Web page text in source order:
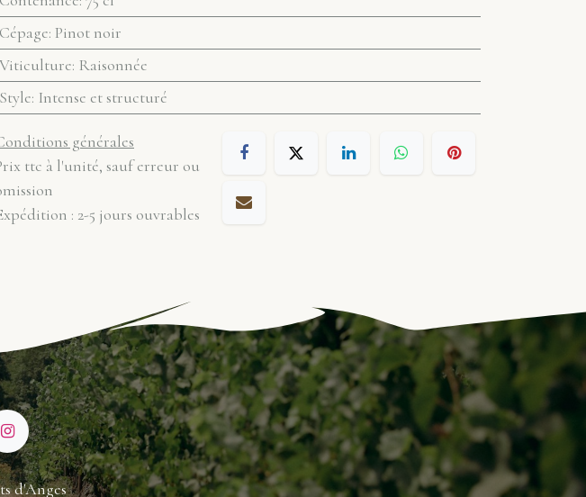
Cépage: Pinot noir
Viticulture: Raisonnée
Style: Intense et structuré
générales
ttc à l'unité, sauf erreur ou
: 2-5 jours ouvrables
d'Anges